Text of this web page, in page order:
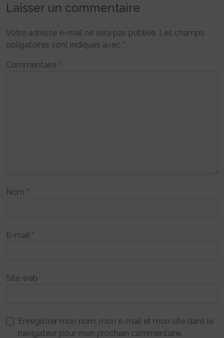
Laisser un commentaire
Votre adresse e-mail ne sera pas publiée. Les champs
obligatoires sont indiqués avec *
Commentaire *
Nom *
E-mail *
Site web
Enregistrer mon nom, mon e-mail et mon site dans le
navigateur pour mon prochain commentaire.